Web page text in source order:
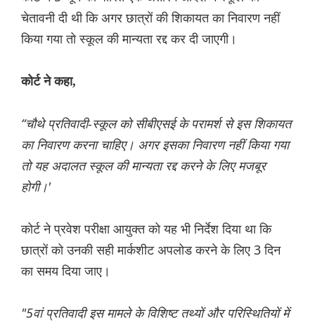
चेतावनी दी थी कि अगर छात्रों की शिकायत का निवारण नहीं
किया गया तो स्कूल की मान्यता रद्द कर दी जाएगी।
कोर्ट ने कहा,
“चौथे प्रतिवादी-स्कूल को सीबीएसई के परामर्श से इस शिकायत
का निवारण करना चाहिए। अगर इसका निवारण नहीं किया गया
तो यह अदालत स्कूल की मान्यता रद्द करने के लिए मजबूर
होगी।'
कोर्ट ने प्रवेश परीक्षा आयुक्त को यह भी निर्देश दिया था कि
छात्रों को उनकी सही मार्कशीट अपलोड करने के लिए 3 दिन
का समय दिया जाए।
"5वां प्रतिवादी इस मामले के विशिष्ट तथ्यों और परिस्थितियों में